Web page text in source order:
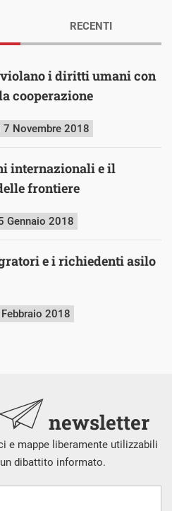
i diritti umani con
cooperazione
7 Novembre 2018
internazionali e il
frontiere
Gennaio 2018
e i richiedenti asilo
2018
RECENTI
newsletter
e mappe liberamente utilizzabili
dibattito informato.